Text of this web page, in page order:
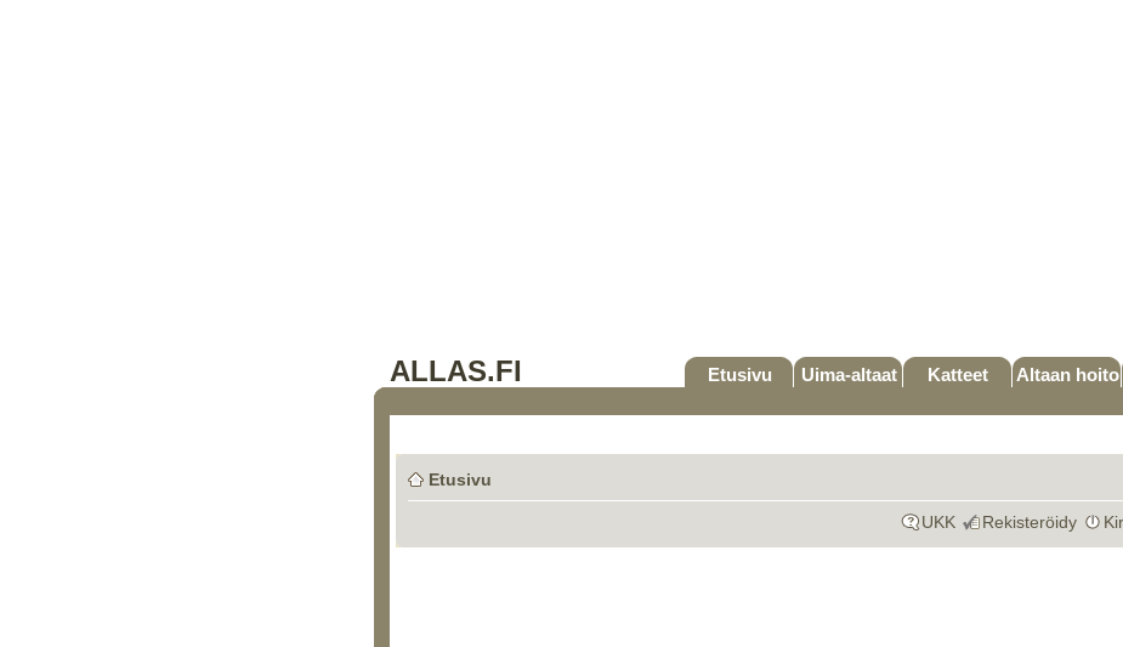
ALLAS.FI Etusivu Uima-altaat Katteet Altaan hoito
Etusivu
UKK Rekisteröidy